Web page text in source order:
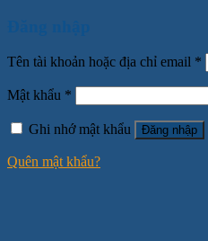
Tên tài khoản hoặc địa chỉ email *
Mật khẩu *
Ghi nhớ mật khẩu Đăng nhập
Quên mật khẩu?